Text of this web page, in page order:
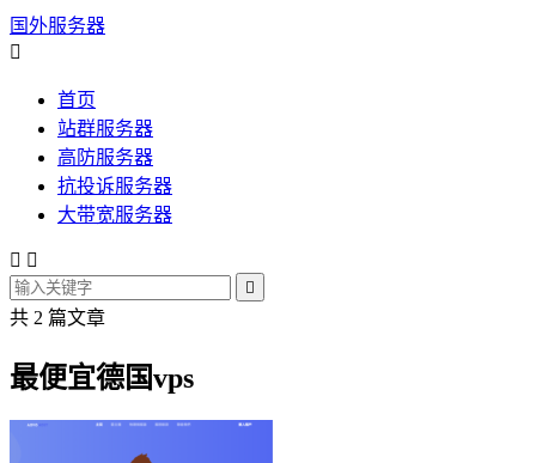
国外服务器

首页
站群服务器
高防服务器
抗投诉服务器
大带宽服务器
 

共 2 篇文章
最便宜德国vps